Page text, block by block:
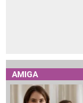
AMIGA